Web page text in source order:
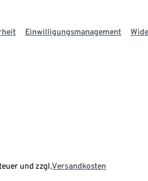
Einwilligungsmanagement
und zzgl.Versandkosten